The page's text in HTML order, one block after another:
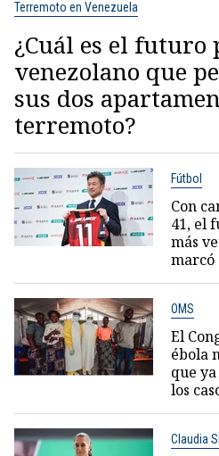
Terremoto en Venezuela
¿Cuál es el futuro
venezolano que
sus dos
terremoto?
Fútbol
Con
41, el
más
marcó
OMS
El
ébola
que
los
Claudia